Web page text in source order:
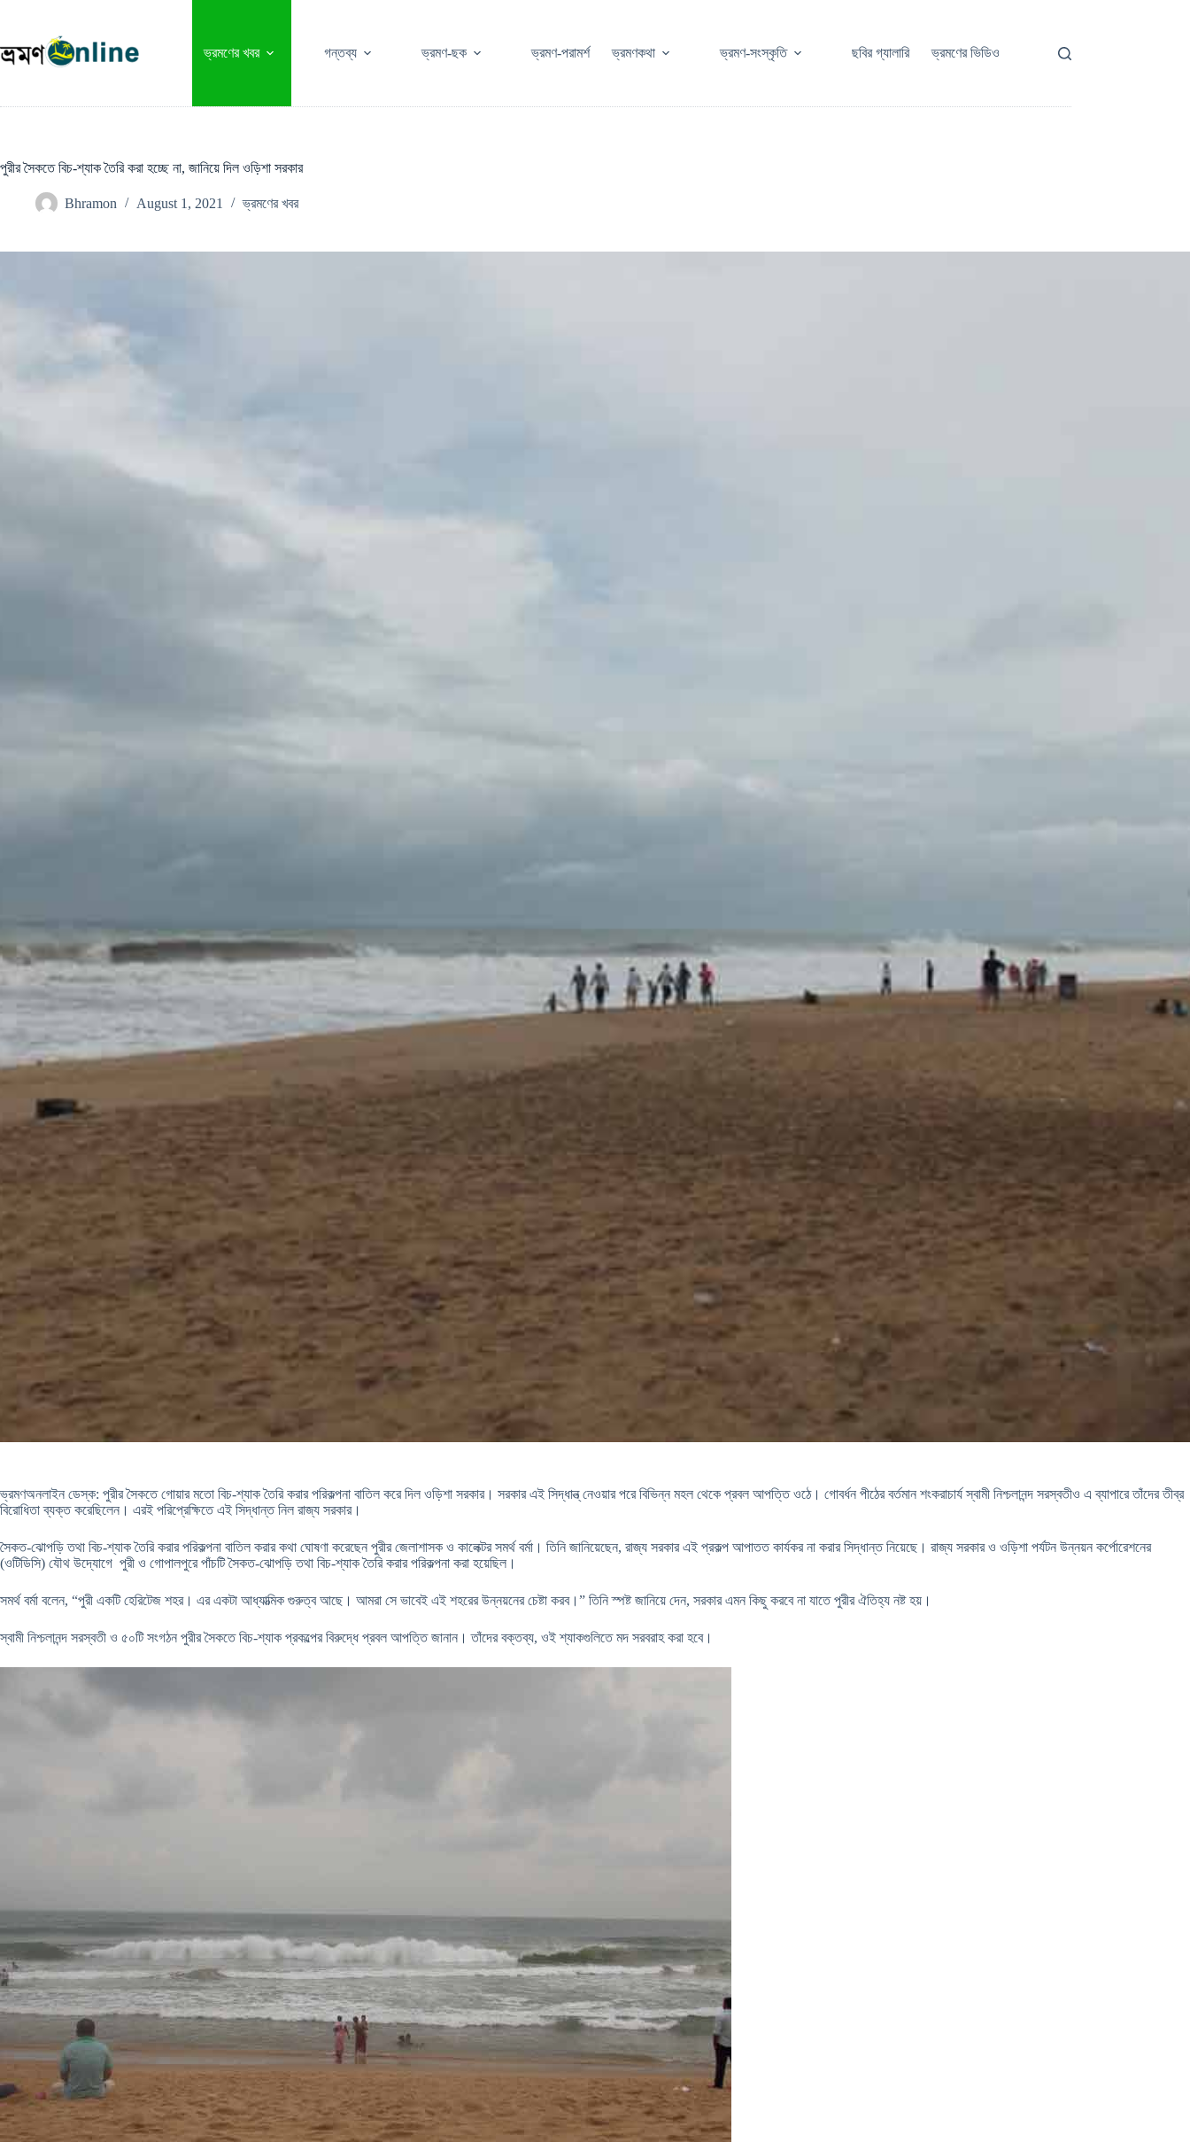
ভ্রমণের খবর
গন্তব্য ভ্রমণ-ছক ভ্রমণ-পরামর্শ ভ্রমণকথা ভ্রমণ-সংস্কৃতি ছবির গ্যালারি ভ্রমণের ভিডিও
পুরীর সৈকতে বিচ-শ্যাক তৈরি করা হচ্ছে না, জানিয়ে দিল ওড়িশা সরকার
Bhramon August 1, 2021 ভ্রমণের খবর
ভ্রমণঅনলাইন ডেস্ক: পুরীর সৈকতে গোয়ার মতো বিচ-শ্যাক তৈরি করার পরিকল্পনা বাতিল করে দিল ওড়িশা সরকার। সরকার এই সিদ্ধান্ত্ নেওয়ার পরে বিভিন্ন মহল থেকে প্রবল আপত্তি ওঠে। গোবর্ধন পীঠের বর্তমান শংকরাচার্য স্বামী নিশ্চলানন্দ সরস্বতীও এ ব্যাপারে তাঁদের তীব্র
বিরোধিতা ব্যক্ত করেছিলেন। এরই পরিপ্রেক্ষিতে এই সিদ্ধান্ত নিল রাজ্য সরকার।
সৈকত-ঝোপড়ি তথা বিচ-শ্যাক তৈরি করার পরিকল্পনা বাতিল করার কথা ঘোষণা করেছেন পুরীর জেলাশাসক ও কালেক্টর সমর্থ বর্মা। তিনি জানিয়েছেন, রাজ্য সরকার এই প্রকল্প আপাতত কার্যকর না করার সিদ্ধান্ত নিয়েছে। রাজ্য সরকার ও ওড়িশা পর্যটন উন্নয়ন কর্পোরেশনের
(ওটিডিসি) যৌথ উদ্যোগে পুরী ও গোপালপুরে পাঁচটি সৈকত-ঝোপড়ি তথা বিচ-শ্যাক তৈরি করার পরিকল্পনা করা হয়েছিল।
সমর্থ বর্মা বলেন, “পুরী একটি হেরিটেজ শহর। এর একটা আধ্যাত্মিক গুরুত্ব আছে। আমরা সে ভাবেই এই শহরের উন্নয়নের চেষ্টা করব।” তিনি স্পষ্ট জানিয়ে দেন, সরকার এমন কিছু করবে না যাতে পুরীর ঐতিহ্য নষ্ট হয়।
স্বামী নিশ্চলানন্দ সরস্বতী ও ৫০টি সংগঠন পুরীর সৈকতে বিচ-শ্যাক প্রকল্পের বিরুদ্ধে প্রবল আপত্তি জানান। তাঁদের বক্তব্য, ওই শ্যাকগুলিতে মদ সরবরাহ করা হবে।